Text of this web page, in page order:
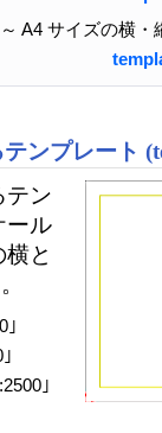
A4 サイズの横
ンプレート
テン
ール
と
｣
｣